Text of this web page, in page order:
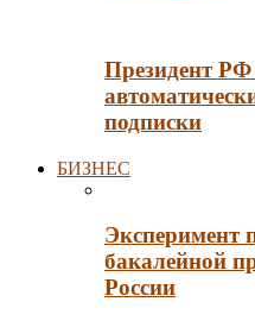
Президент РФ
подписки
БИЗНЕС
Эксперимент
бакалейной
России